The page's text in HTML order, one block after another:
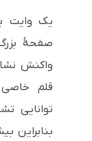
یک وایت
صفحهٔ
واکنش
قلم
توانایی
بنابراین